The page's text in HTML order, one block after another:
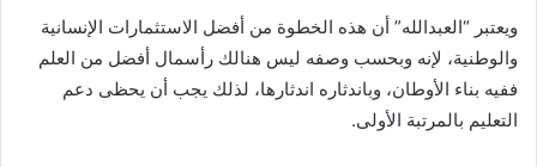
ويعتبر “العبدالله” أن هذه الخطوة من أفضل الاستثمارات الإنسانية
والوطنية، لإنه وبحسب وصفه ليس هنالك رأسمال أفضل من العلم
ففيه بناء الأوطان، وباندثاره اندثارها، لذلك يجب أن يحظى دعم
التعليم بالمرتبة الأولى.